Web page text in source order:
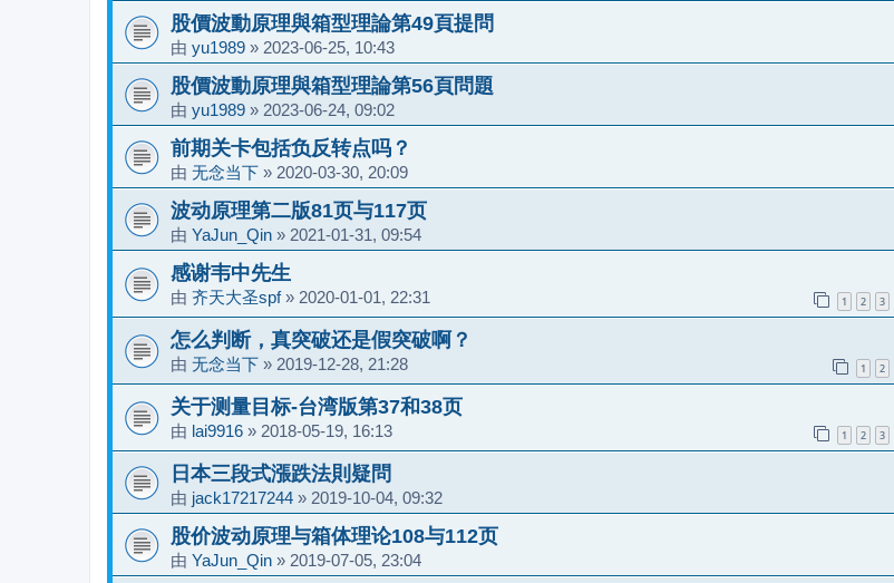
股價波動原理與箱型理論第49頁提問
由 yu1989 » 2023-06-25, 10:43
股價波動原理與箱型理論第56頁問題
由 yu1989 » 2023-06-24, 09:02
前期关卡包括负反转点吗？
由 无念当下 » 2020-03-30, 20:09
波动原理第二版81页与117页
由 YaJun_Qin » 2021-01-31, 09:54
感谢韦中先生
由 齐天大圣spf» 2020-01-01, 22:31 1 2 3
怎么判断，真突破还是假突破啊？
由 无念当下 » 2019-12-28, 21:28 1 2
关于测量目标-台湾版第37和38页
由 lai9916 » 2018-05-19, 16:13 1 2 3
日本三段式漲跌法則疑問
由 jack17217244 » 2019-10-04, 09:32
股价波动原理与箱体理论108与112页
由 YaJun_Qin » 2019-07-05, 23:04